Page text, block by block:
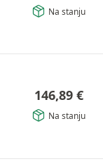
Na stanju
146,89 €
Na stanju